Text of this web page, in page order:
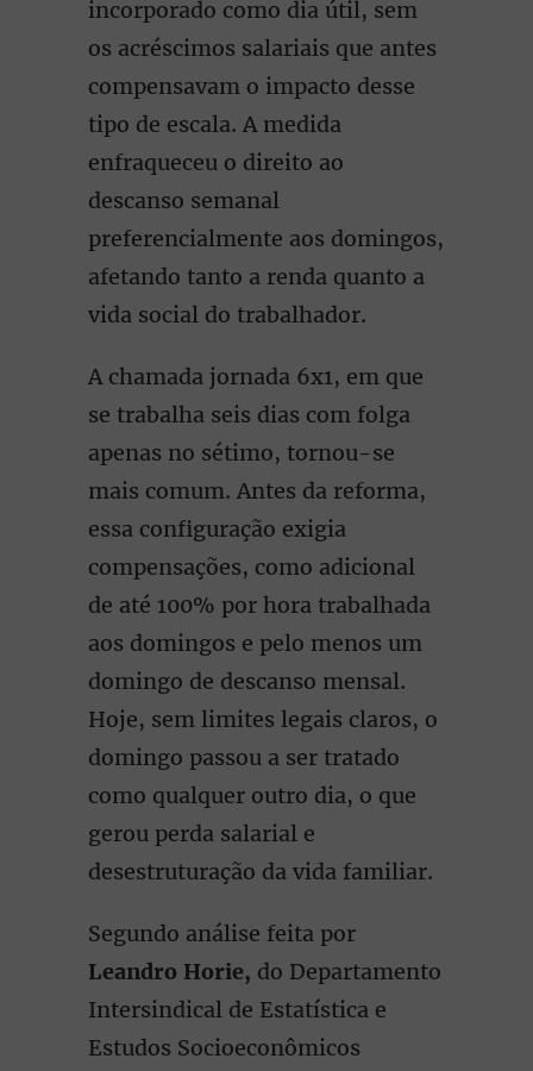
incorporado como dia útil, sem
os acréscimos salariais que antes
compensavam o impacto desse
tipo de escala. A medida
enfraqueceu o direito ao
descanso semanal
preferencialmente aos domingos,
afetando tanto a renda quanto a
vida social do trabalhador.
A chamada jornada 6x1, em que
se trabalha seis dias com folga
apenas no sétimo, tornou-se
mais comum. Antes da reforma,
essa configuração exigia
compensações, como adicional
de até 100% por hora trabalhada
aos domingos e pelo menos um
domingo de descanso mensal.
Hoje, sem limites legais claros, o
domingo passou a ser tratado
como qualquer outro dia, o que
gerou perda salarial e
desestruturação da vida familiar.
Segundo análise feita por
Leandro Horie, do Departamento
Intersindical de Estatística e
Estudos Socioeconômicos